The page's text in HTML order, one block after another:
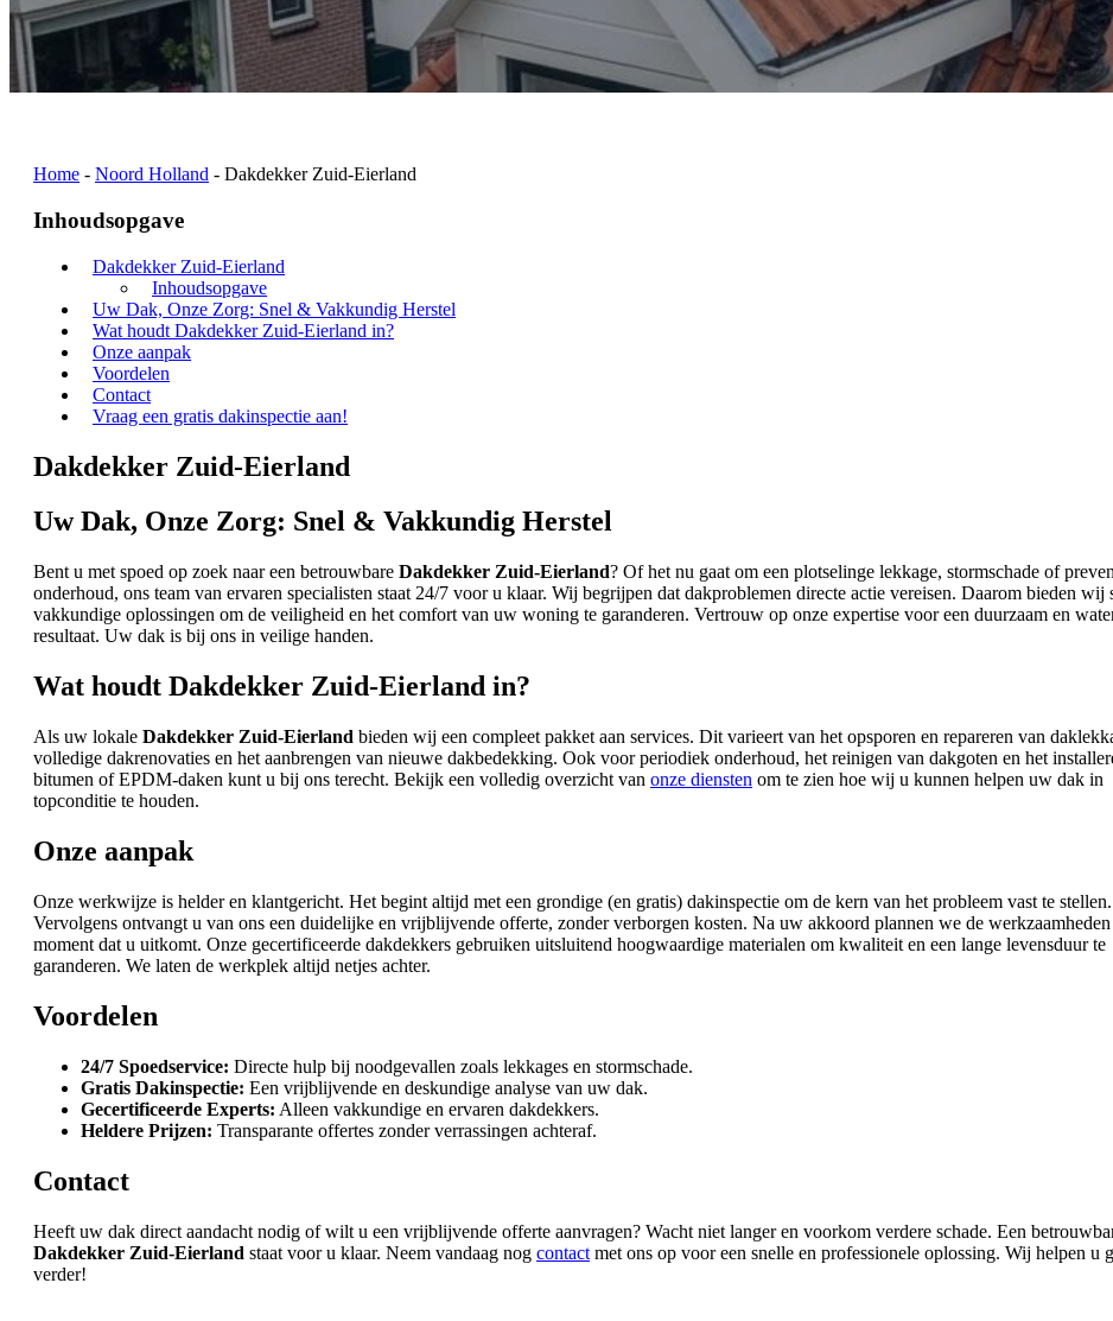
Home - Noord Holland - Dakdekker Zuid-Eierland
Inhoudsopgave
Dakdekker Zuid-Eierland
Inhoudsopgave
Uw Dak, Onze Zorg: Snel & Vakkundig Herstel
Wat houdt Dakdekker Zuid-Eierland in?
Onze aanpak
Voordelen
Contact
Vraag een gratis dakinspectie aan!
Dakdekker Zuid-Eierland
Uw Dak, Onze Zorg: Snel & Vakkundig Herstel
Bent u met spoed op zoek naar een betrouwbare Dakdekker Zuid-Eierland? Of het nu gaat om een plotselinge lekkage, stormschade of
onderhoud, ons team van ervaren specialisten staat 24/7 voor u klaar. Wij begrijpen dat dakproblemen directe actie vereisen. Daarom bieden wij
vakkundige oplossingen om de veiligheid en het comfort van uw woning te garanderen. Vertrouw op onze expertise voor een duurzaam en
resultaat. Uw dak is bij ons in veilige handen.
Wat houdt Dakdekker Zuid-Eierland in?
Als uw lokale Dakdekker Zuid-Eierland bieden wij een compleet pakket aan services. Dit varieert van het opsporen en repareren van
volledige dakrenovaties en het aanbrengen van nieuwe dakbedekking. Ook voor periodiek onderhoud, het reinigen van dakgoten en het
bitumen of EPDM-daken kunt u bij ons terecht. Bekijk een volledig overzicht van onze diensten om te zien hoe wij u kunnen helpen uw dak in
topconditie te houden.
Onze aanpak
Onze werkwijze is helder en klantgericht. Het begint altijd met een grondige (en gratis) dakinspectie om de kern van het probleem vast te stellen.
Vervolgens ontvangt u van ons een duidelijke en vrijblijvende offerte, zonder verborgen kosten. Na uw akkoord plannen we de werkzaamheden
moment dat u uitkomt. Onze gecertificeerde dakdekkers gebruiken uitsluitend hoogwaardige materialen om kwaliteit en een lange levensduur te
garanderen. We laten de werkplek altijd netjes achter.
Voordelen
24/7 Spoedservice: Directe hulp bij noodgevallen zoals lekkages en stormschade.
Gratis Dakinspectie: Een vrijblijvende en deskundige analyse van uw dak.
Gecertificeerde Experts: Alleen vakkundige en ervaren dakdekkers.
Heldere Prijzen: Transparante offertes zonder verrassingen achteraf.
Contact
Heeft uw dak direct aandacht nodig of wilt u een vrijblijvende offerte aanvragen? Wacht niet langer en voorkom verdere schade. Een
Dakdekker Zuid-Eierland staat voor u klaar. Neem vandaag nog contact met ons op voor een snelle en professionele oplossing. Wij helpen u
verder!